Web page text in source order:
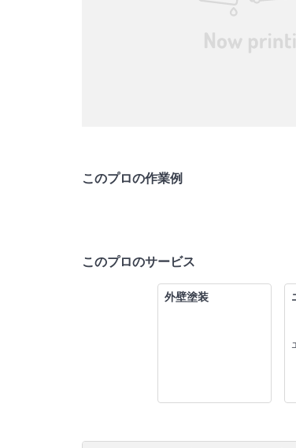
このプロの作業例
このプロのサービス
外壁塗装